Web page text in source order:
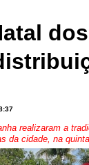
realizaram a
da cidade, na